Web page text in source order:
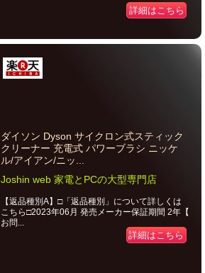
詳細はこちら
ダイソン Dyson サイクロン式スティック
クリーナー 充電式 パワーブラシ ニッケ
ル/アイアン/ニッ...
Joshin web 家電とPCの大型専門店
【返品種別A】□「返品種別」について詳しくは
こちら□2023年06月 発売メーカー保証期間 2年【
お問...
詳細はこちら